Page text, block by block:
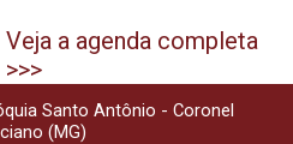
Veja a agenda completa
>>>
Santo Antônio - Coronel
(MG)